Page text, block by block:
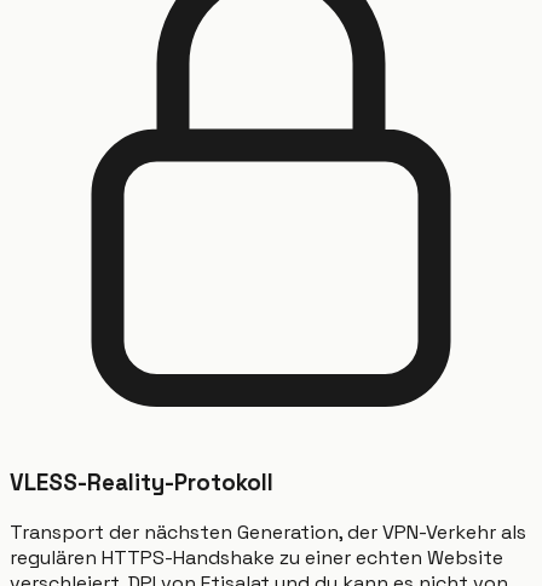
VLESS-Reality-Protokoll
Transport der nächsten Generation, der VPN-Verkehr als
regulären HTTPS-Handshake zu einer echten Website